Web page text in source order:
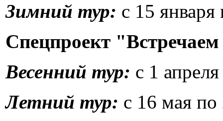
Зимний тур: с 15
Спецпроект
Весенний тур: с 1
Летний тур: с 16 мая